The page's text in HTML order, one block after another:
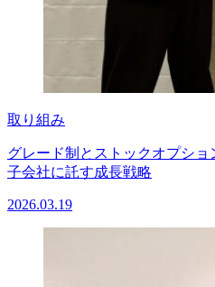
取り組み
グレード制とストックオプシ
子会社に託す成長戦略
2026.03.19